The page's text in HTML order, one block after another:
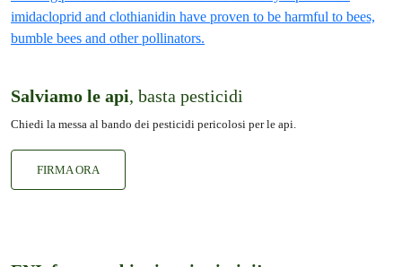
Salviamo le api, basta pesticidi
Chiedi la messa al bando dei pesticidi pericolosi per le api.
FIRMA ORA